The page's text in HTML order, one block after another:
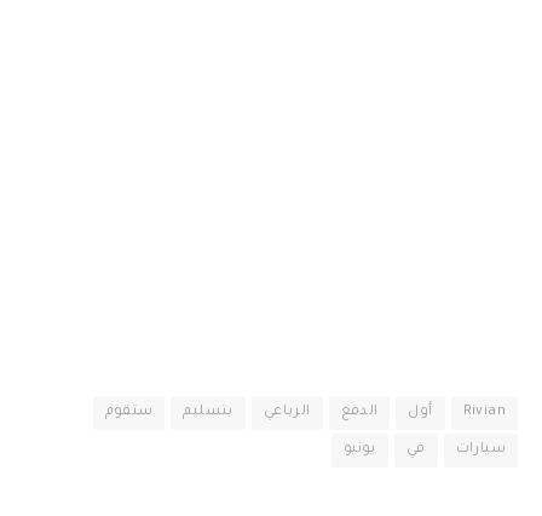
Rivian أول الدفع الرباعي بتسليم ستقوم
سيارات في يونيو